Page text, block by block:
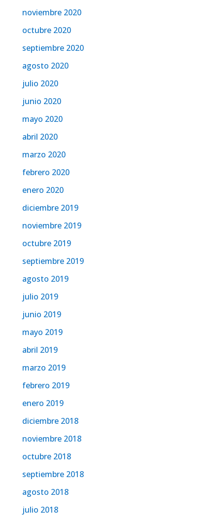
noviembre 2020
octubre 2020
septiembre 2020
agosto 2020
julio 2020
junio 2020
mayo 2020
abril 2020
marzo 2020
febrero 2020
enero 2020
diciembre 2019
noviembre 2019
octubre 2019
septiembre 2019
agosto 2019
julio 2019
junio 2019
mayo 2019
abril 2019
marzo 2019
febrero 2019
enero 2019
diciembre 2018
noviembre 2018
octubre 2018
septiembre 2018
agosto 2018
julio 2018